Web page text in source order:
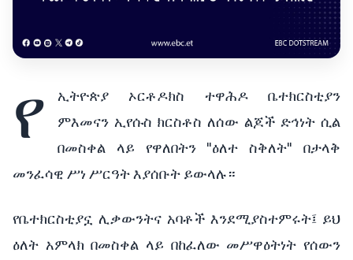
የ ኢትዮጵያ ኦርቶዶክስ ተዋሕዶ
ቤተክርስቲያን
ምእመናን ኢየሱስ ክርስቶስ ለሰው ልጆች ድኅነት ሲል
በመስቀል
ላይ የዋለበትን"ዕለተ ስቅለት"በታላቅ
መንፈሳዊ ሥነ ሥርዓት እያሰቡት ይውላሉ።
የቤተክርስቲያኗ ሊቃውንትና አባቶች እንደሚያስተምሩት፤ ይህ
ዕለት አምላክ በመስቀል ላይ በከፈለው መሥዋዕትነት የሰውን